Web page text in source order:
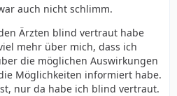
auch nicht schlimm.
Ärzten blind vertraut habe
mehr über mich, dass ich
die möglichen Auswirkungen
Möglichkeiten informiert habe.
nur da habe ich blind vertraut.